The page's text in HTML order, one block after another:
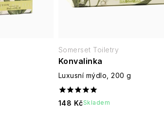
Konvalinka
Luxusní mýdlo, 200 g
148 KčSkladem
Somerset Toiletry